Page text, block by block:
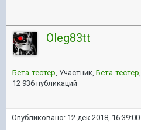
Oleg83tt
Бета-тестер, Участник, Бета-тестер,
12 936 публикаций
Опубликовано: 12 дек 2018, 16:39:00